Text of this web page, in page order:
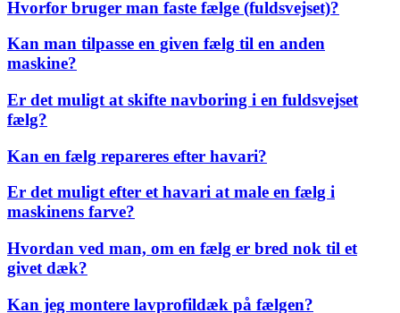
Hvorfor bruger man faste fælge (fuldsvejset)?
Kan man tilpasse en given fælg til en anden
maskine?
Er det muligt at skifte navboring i en fuldsvejset
fælg?
Kan en fælg repareres efter havari?
Er det muligt efter et havari at male en fælg i
maskinens farve?
Hvordan ved man, om en fælg er bred nok til et
givet dæk?
Kan jeg montere lavprofildæk på fælgen?